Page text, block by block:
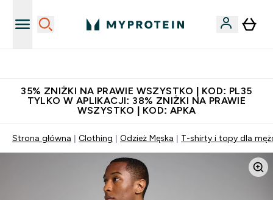
35% ZNIŻKI NA PRAWIE WSZYSTKO | KOD: PL35
TYLKO W APLIKACJI: 38% ZNIŻKI NA PRAWIE
WSZYSTKO | KOD: APKA
Strona główna Clothing Odzież Męska T-shirty i topy dla